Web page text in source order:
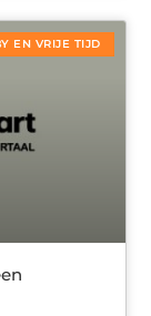
EN VRIJE TIJD